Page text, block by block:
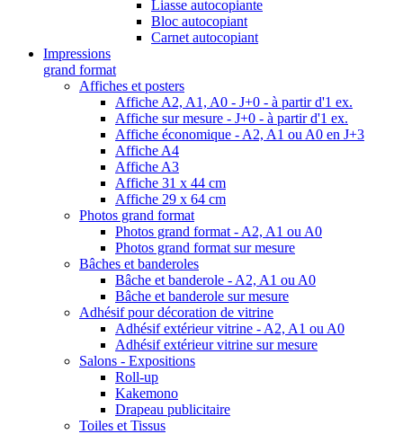
Liasse autocopiante
Bloc autocopiant
Carnet autocopiant
Impressions
grand format
Affiches et posters
Affiche A2, A1, A0 - J+0 - à partir d'1 ex.
Affiche sur mesure - J+0 - à partir d'1 ex.
Affiche économique - A2, A1 ou A0 en J+3
Affiche A4
Affiche A3
Affiche 31 x 44 cm
Affiche 29 x 64 cm
Photos grand format
Photos grand format - A2, A1 ou A0
Photos grand format sur mesure
Bâches et banderoles
Bâche et banderole - A2, A1 ou A0
Bâche et banderole sur mesure
Adhésif pour décoration de vitrine
Adhésif extérieur vitrine - A2, A1 ou A0
Adhésif extérieur vitrine sur mesure
Salons - Expositions
Roll-up
Kakemono
Drapeau publicitaire
Toiles et Tissus